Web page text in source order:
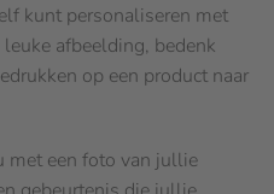
kunt personaliseren met
afbeelding, bedenk
op een product naar
met een foto van jullie